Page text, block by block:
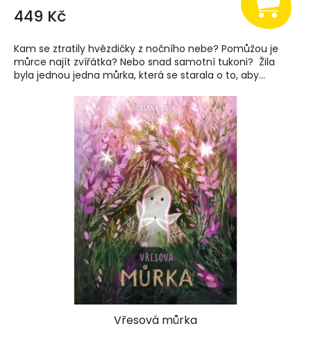
449 Kč
Kam se ztratily hvězdičky z nočního nebe? Pomůžou je
můrce najít zvířátka? Nebo snad samotní tukoni? Žila
byla jednou jedna můrka, která se starala o to, aby...
Vřesová můrka